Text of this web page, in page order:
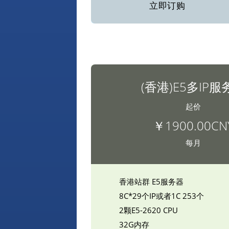
立即订购
(香港)E5多IP服
起价
￥
每月
香港站群 E5服务器
8C*29个IP或者1C 253个
2颗E5-2620 CPU
32G内存